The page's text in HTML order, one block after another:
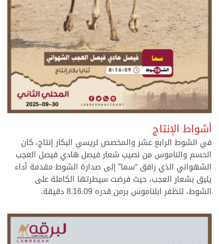
.
أشواط الإنتاج
في الشوط الرابع عشر والمخصص لريسي البكار إنتاج، كان
الحسم والناموس من نصيب شعار فيصل هادي فيصل العجب
الشهواني الذي رافق “سما” إلى صدارة الشوط مقدمة أداء
يليق بشعار العجب، حيث فرضت سيطرتها الكاملة على
الشوط، لتظفر ابلناموس برمن قدره 8.16.09 دقيقة.